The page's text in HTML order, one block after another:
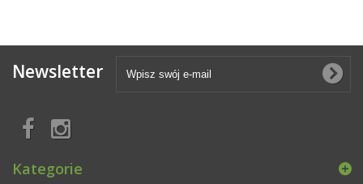
Newsletter
Kategorie